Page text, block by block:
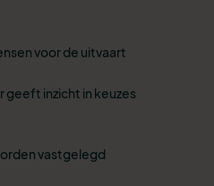
voor de uitvaart
geeft inzicht in keuzes
vastgelegd